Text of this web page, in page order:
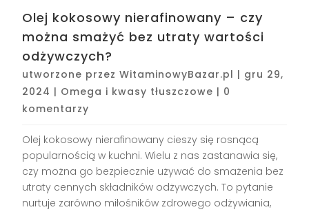
Olej kokosowy nierafinowany – czy
można smażyć bez utraty wartości
odżywczych?
utworzone przezWitaminowyBazar.pl | gru 29,
2024 | Omega i kwasy tłuszczowe | 0
komentarzy
Olej kokosowy nierafinowany cieszy się rosnącą
popularnością w kuchni. Wielu z nas zastanawia się,
czy można go bezpiecznie używać do smażenia bez
utraty cennych składników odżywczych. To pytanie
nurtuje zarówno miłośników zdrowego odżywiania,